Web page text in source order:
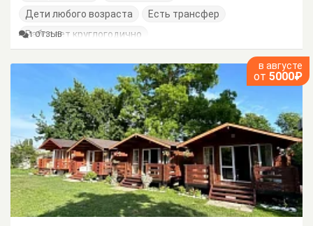
Дети любого возраста
Есть трансфер
Работает круглогодично
1 ОТЗЫВ
в августе
от 5000₽